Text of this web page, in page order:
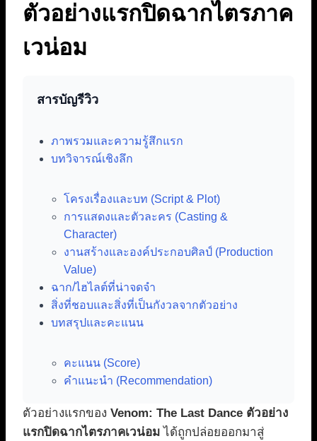
ตัวอย่างแรกปิดฉากไตรภาค
เวน่อม
สารบัญรีวิว
ภาพรวมและความรู้สึกแรก
บทวิจารณ์เชิงลึก
โครงเรื่องและบท (Script & Plot)
การแสดงและตัวละคร (Casting &
Character)
งานสร้างและองค์ประกอบศิลป์ (Production
Value)
ฉาก/ไฮไลต์ที่น่าจดจำ
สิ่งที่ชอบและสิ่งที่เป็นกังวลจากตัวอย่าง
บทสรุปและคะแนน
คะแนน (Score)
คำแนะนำ (Recommendation)
ตัวอย่างแรกของ Venom: The Last Dance ตัวอย่าง
แรกปิดฉากไตรภาคเวน่อม ได้ถูกปล่อยออกมาสู่